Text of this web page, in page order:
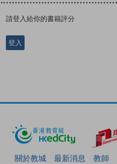
請登入給你的書籍評分
登入
關於教城 最新消息 教師